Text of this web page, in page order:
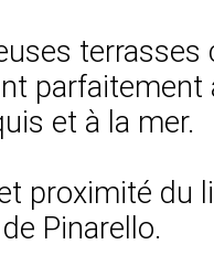
et à la mer.
proximité du
Pinarello.